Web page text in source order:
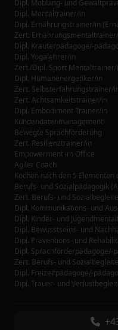
Dipl. Mobbing- und
Dipl. Mentaltrainer/in
Dipl. Ernährungstrainer/in
Zert.
Dipl. Kräuterpädagoge/-
Dipl. Yogalehrer/in
Zert./Dipl. Sport Mentaltrainer/
Dipl. Humanenergetiker/in
Zert. Selbsterfahrungstrainer/
Zert. Achtsamkeitstrainer/in
Dipl. Embodiment Trainer/in
Kundendatenmanagement
Bewegte Sprachförderung
Zert. Resilienztrainer/in
Empowerment im Office
Agiler Coach
Kochen nach den 5 Elementen
Berufs- und Sozialpädagogik
Dipl. Kommunikations- und
Dipl. Kinder- und
Dipl. Bewusstseins- und
Dipl. Präventions- und
Dipl. Sprachförderpädagoge/-
Zert. Berufs- und
Dipl. Freizeitpädagoge/-
Dipl. Trauer- und